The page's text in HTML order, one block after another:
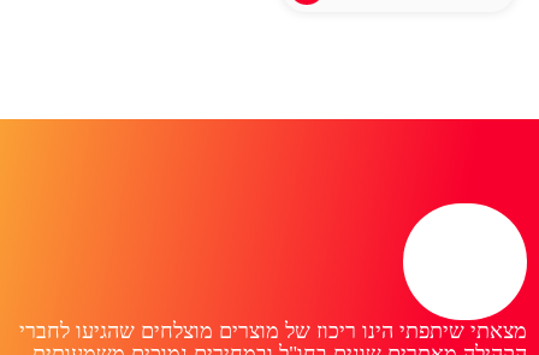
מצאתי שיתפתי הינו ריכוז של מוצרים מוצלחים שהגיעו לחברי